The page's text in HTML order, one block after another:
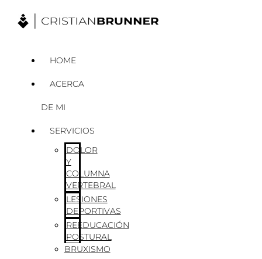
HOME
ACERCA
DE MI
SERVICIOS
DOLOR
Y
COLUMNA
VERTEBRAL
LESIONES
DEPORTIVAS
REEDUCACIÓN
POSTURAL
BRUXISMO